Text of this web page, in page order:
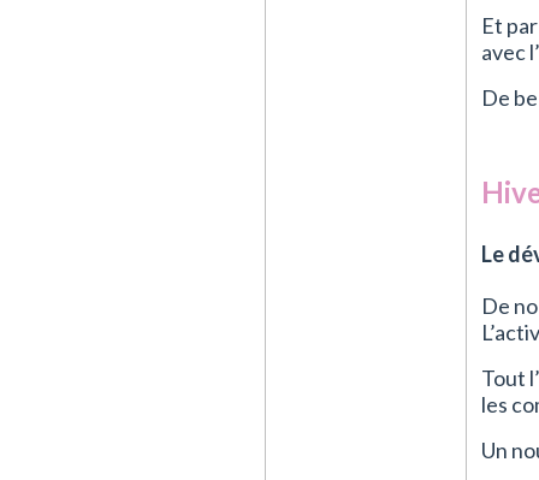
Et
avec
De
Le
De
Tout
les
Un